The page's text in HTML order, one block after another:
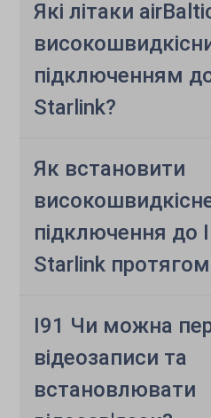
Які літаки
підключенням
Starlink?
Як встановити
підключення до
Starlink
I91 Чи можна
відеозаписи та
встановлювати